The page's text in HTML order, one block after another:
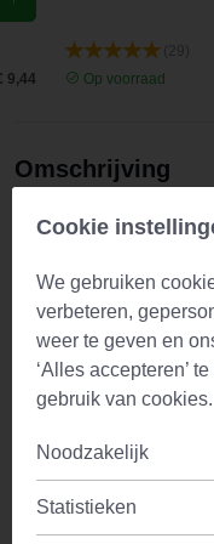
9,44
Op voorraad
Omschrijving
Onweerstaanbaar
stukjes appel,
vanzelfsprekend
herinnert aan de
ingrediënten. In het
sinaasappel.
Losse thee
theezakje
Cookie
We gebruiken
verbeteren,
weer te geven en
‘Alles accepteren’
gebruik van cookies.
Noodzakelijk
Statistieken